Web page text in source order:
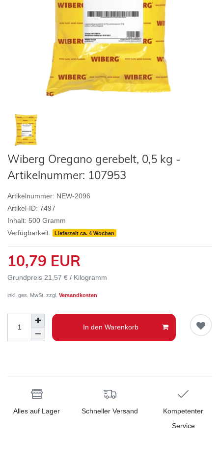
Wiberg Oregano gerebelt, 0,5 kg -
Artikelnummer: 107953
Artikelnummer: NEW-2096
Artikel-ID: 7497
Inhalt: 500 Gramm
Verfügbarkeit:
Lieferzeit ca. 4 Wochen
10,79 EUR
Grundpreis 21,57 € / Kilogramm
inkl. ges. MwSt. zzgl. Versandkosten
In den Warenkorb
Alles auf Lager Schneller Versand
Kompetenter
Service